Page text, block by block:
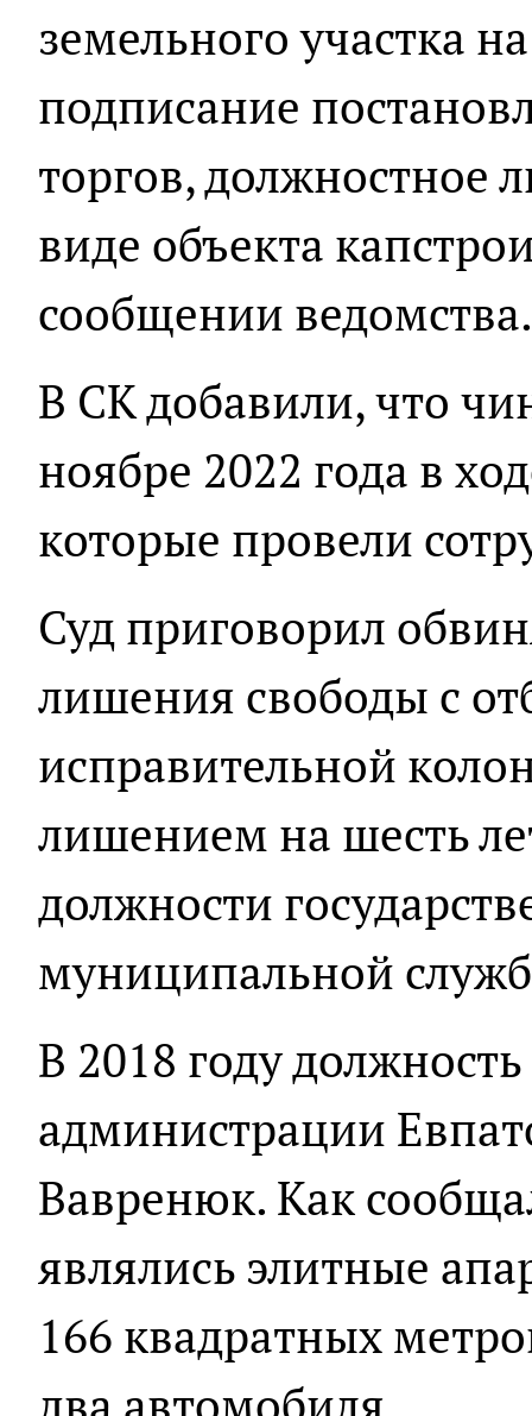
земельного участка
подписание
торгов, должностное
виде объекта
сообщении ведомства.
В СК добавили, что
ноябре 2022 года в
которые провели
Суд приговорил
лишения свободы с
исправительной
лишением на шесть
должности
муниципальной
В 2018 году
администрации
Вавренюк. Как
являлись элитные
166 квадратных